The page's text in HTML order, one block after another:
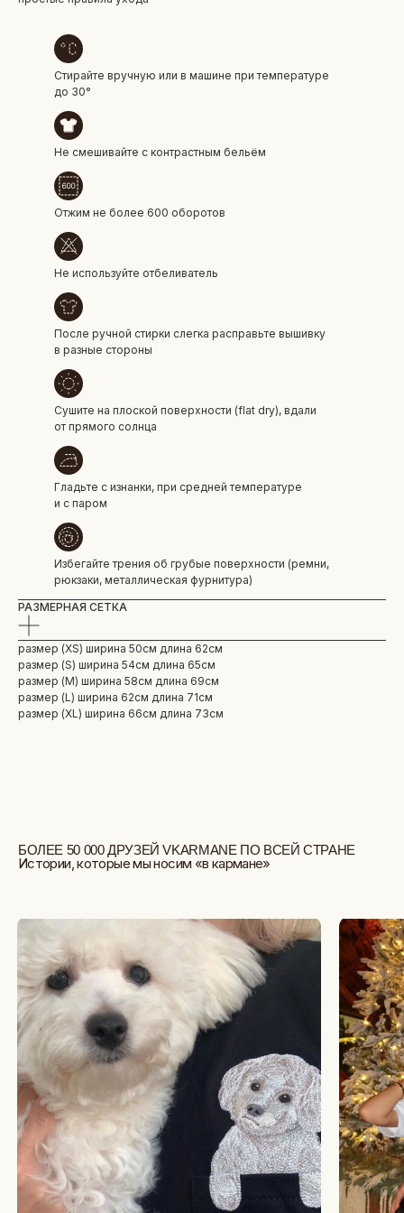
Стирайте вручную или в машине при температуре
до 30°
Не смешивайте с контрастным бельём
Отжим не более 600 оборотов
Не используйте отбеливатель
После ручной стирки слегка расправьте вышивку
в разные стороны
Сушите на плоской поверхности (flat dry), вдали
от прямого солнца
Гладьте с изнанки, при средней температуре
и с паром
Избегайте трения об грубые поверхности (ремни,
рюкзаки, металлическая фурнитура)
РАЗМЕРНАЯ СЕТКА
размер (ХS) ширина 50см длина 62см
размер (S) ширина 54см длина 65см
размер (M) ширина 58см длина 69см
размер (L) ширина 62см длина 71см
размер (XL) ширина 66см длина 73см
Истории, которые мы носим «в кармане»
ЖИВОТНЫХ, СОЗДАННЫЕ СПЕЦИАЛЬНО ДЛЯ
КАТАЛОГ
ОБЕЗЬЯНЫ
СОБАКИ
КОШКИ
ДИКИЕ КОШКИ
ТАЙГА
ФЕРМА
РАСПРОДАЖА
ПОДАРОЧНЫЙ СЕРТИФИКАТ
+
СОТРУДНИЧЕСТВО
+
О БРЕНДЕ
+
ПОКУПАТЕЛЯМ
КАК ЗАКАЗАТЬ
ДОСТАВКА И ОПЛАТА